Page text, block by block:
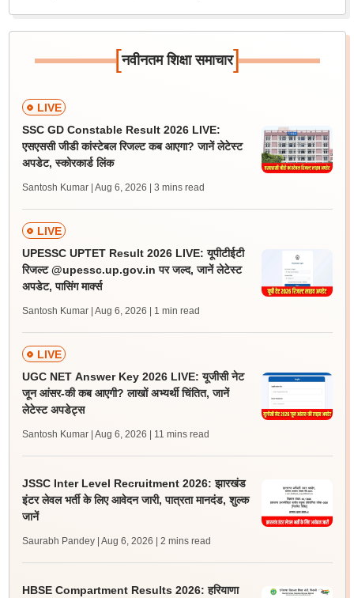
[नवीनतम शिक्षा समाचार]
LIVE
SSC GD Constable Result 2026 LIVE:
एसएससी जीडी कांस्टेबल रिजल्ट कब आएगा? जानें लेटेस्ट
अपडेट, स्कोरकार्ड लिंक
Santosh Kumar | Aug 6, 2026 | 3 mins read
LIVE
UPESSC UPTET Result 2026 LIVE: यूपीटीईटी
रिजल्ट @upessc.up.gov.in पर जल्द, जानें लेटेस्ट
अपडेट, पासिंग मार्क्स
Santosh Kumar | Aug 6, 2026 | 1 min read
LIVE
UGC NET Answer Key 2026 LIVE: यूजीसी नेट
जून आंसर-की कब आएगी? लाखों अभ्यर्थी चिंतित, जानें
लेटेस्ट अपडेट्स
Santosh Kumar | Aug 6, 2026 | 11 mins read
JSSC Inter Level Recruitment 2026: झारखंड
इंटर लेवल भर्ती के लिए आवेदन जारी, पात्रता मानदंड, शुल्क
जानें
Saurabh Pandey | Aug 6, 2026 | 2 mins read
HBSE Compartment Results 2026: हरियाणा